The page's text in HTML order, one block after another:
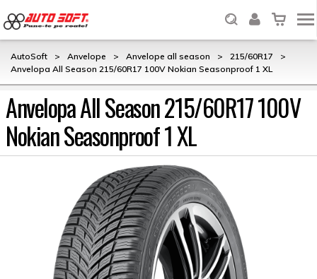
AutoSoft > Anvelope > Anvelope all season > 215/60R17
>
Anvelopa All Season 215/60R17 100V Nokian Seasonproof 1 XL
Anvelopa All Season 215/60R17 100V
Nokian Seasonproof 1 XL